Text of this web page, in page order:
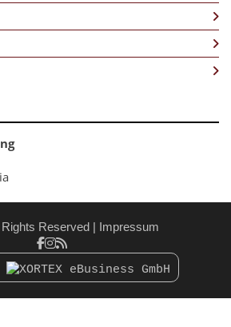
Reserved Impressum